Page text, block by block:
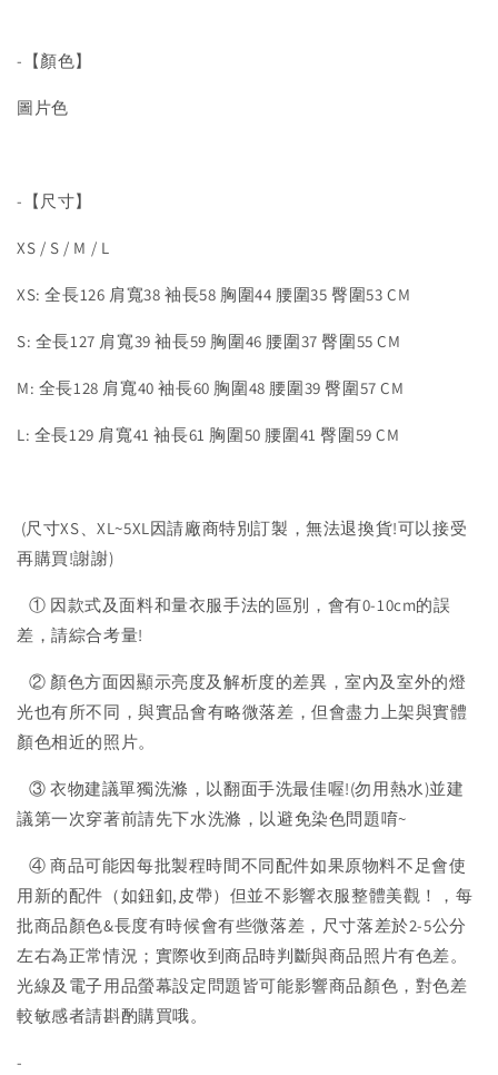
-【顏色】
圖片色
-【尺寸】
XS / S / M / L
XS: 全長126 肩寬38 袖長58 胸圍44 腰圍35 臀圍53 CM
S: 全長127 肩寬39 袖長59 胸圍46 腰圍37 臀圍55 CM
M: 全長128 肩寬40 袖長60 胸圍48 腰圍39 臀圍57 CM
L: 全長129 肩寬41 袖長61 胸圍50 腰圍41 臀圍59 CM
(尺寸XS、XL~5XL因請廠商特別訂製，無法退換貨!可以接受
再購買!謝謝)
① 因款式及面料和量衣服手法的區別，會有0-10cm的誤
差，請綜合考量!
② 顏色方面因顯示亮度及解析度的差異，室內及室外的燈
光也有所不同，與實品會有略微落差，但會盡力上架與實體
顏色相近的照片。
③ 衣物建議單獨洗滌，以翻面手洗最佳喔!(勿用熱水)並建
議第一次穿著前請先下水洗滌，以避免染色問題唷~
④ 商品可能因每批製程時間不同配件如果原物料不足會使
用新的配件（如鈕釦,皮帶）但並不影響衣服整體美觀！，每
批商品顏色&長度有時候會有些微落差，尺寸落差於2-5公分
左右為正常情況；實際收到商品時判斷與商品照片有色差。
光線及電子用品螢幕設定問題皆可能影響商品顏色，對色差
較敏感者請斟酌購買哦。
-